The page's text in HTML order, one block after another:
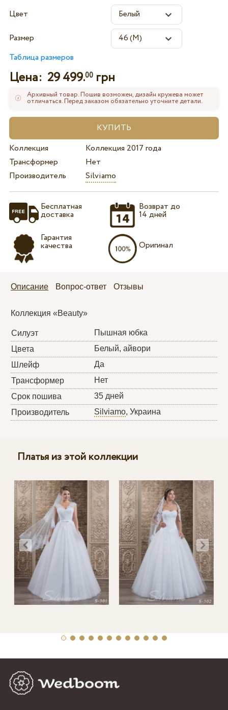
Цвет
Размер
Таблица размеров
Цена: 29 499.00грн
Архивный товар. Пошив возможен, дизайн кружева может
отличаться. Перед заказом обязательно уточните детали.
Коллекция
Коллекция 2017 года
Трансформер
Нет
Производитель
Silviamo
Бесплатная
доставка
Гарантия
качества
Возврат до
14 дней
Оригинал
Описание Вопрос-ответ Отзывы
Коллекция «Beauty»
Силуэт
Пышная юбка
Цвета
Белый, айвори
Шлейф
Да
Трансформер
Нет
Срок пошива
35 дней
Производитель
Silviamo, Украина
Платья из этой коллекции